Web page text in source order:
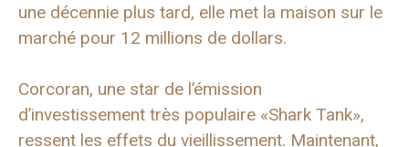
une décennie plus tard, elle met la maison sur le
marché pour 12 millions de dollars.
Corcoran, une star de l’émission
d’investissement très populaire «Shark Tank»,
ressent les effets du vieillissement. Maintenant,